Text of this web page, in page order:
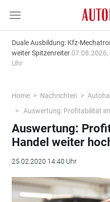
Duale Ausbildung: Kfz-
weiter Spitzenreiter 07.08.2026,
Uhr
Home Nachrichten
Auswertung: Profitabilität
Auswertung:
Handel weiter
25.02.2020 14:40 Uhr